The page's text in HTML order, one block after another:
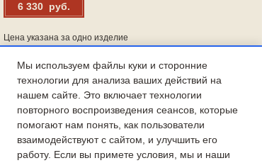
6 330 руб.
Цена указана за одно изделие
Артикул: М 01 271
Подробнее Купить
Добавить в избранное
Мы используем файлы куки и сторонние
технологии для анализа ваших действий на
нашем сайте. Это включает технологии
повторного воспроизведения сеансов, которые
помогают нам понять, как пользователи
взаимодействуют с сайтом, и улучшить его
работу. Если вы примете условия, мы и наши